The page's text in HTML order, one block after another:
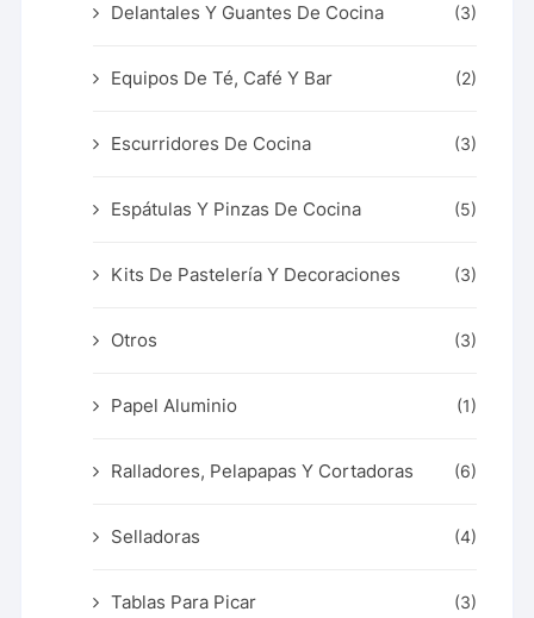
Delantales Y Guantes De Cocina (3)
Equipos De Té, Café Y Bar (2)
Escurridores De Cocina (3)
Espátulas Y Pinzas De Cocina (5)
Kits De Pastelería Y Decoraciones (3)
Otros (3)
Papel Aluminio (1)
Ralladores, Pelapapas Y Cortadoras (6)
Selladoras (4)
Tablas Para Picar (3)